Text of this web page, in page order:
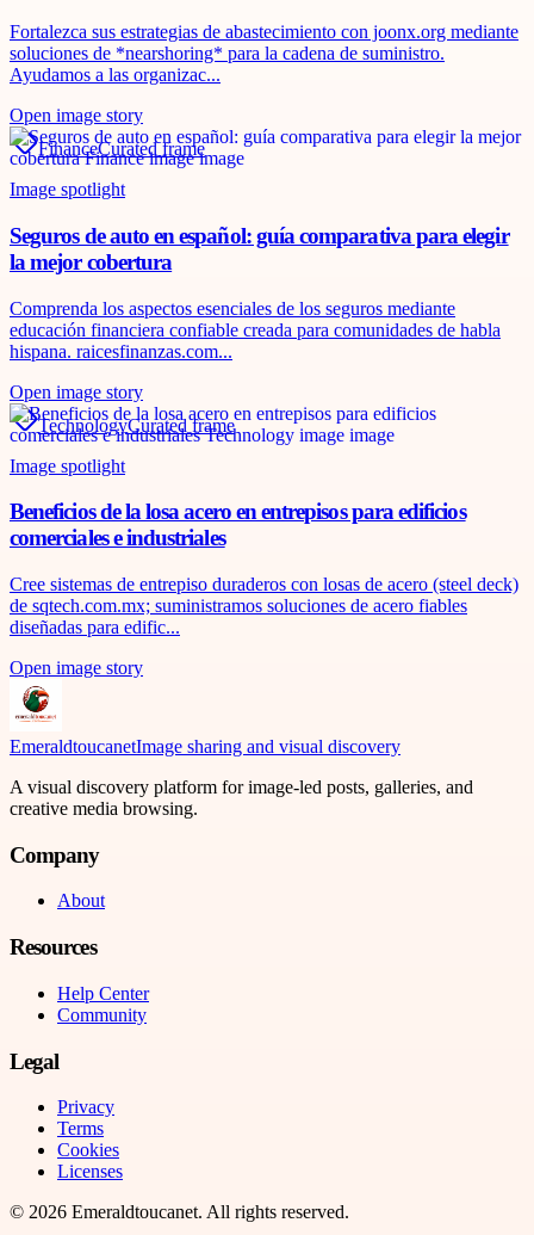
Fortalezca sus estrategias de abastecimiento con joonx.org mediante
soluciones de *nearshoring* para la cadena de suministro.
Ayudamos a las organizac...
Open image story
FinanceCurated frame
Image spotlight
Seguros de auto en español: guía comparativa para elegir
la mejor cobertura
Comprenda los aspectos esenciales de los seguros mediante
educación financiera confiable creada para comunidades de habla
hispana. raicesfinanzas.com...
Open image story
TechnologyCurated frame
Image spotlight
Beneficios de la losa acero en entrepisos para edificios
comerciales e industriales
Cree sistemas de entrepiso duraderos con losas de acero (steel deck)
de sqtech.com.mx; suministramos soluciones de acero fiables
diseñadas para edific...
Open image story
EmeraldtoucanetImage sharing and visual discovery
A visual discovery platform for image-led posts, galleries, and
creative media browsing.
Company
About
Resources
Help Center
Community
Legal
Privacy
Terms
Cookies
Licenses
© 2026 Emeraldtoucanet. All rights reserved.